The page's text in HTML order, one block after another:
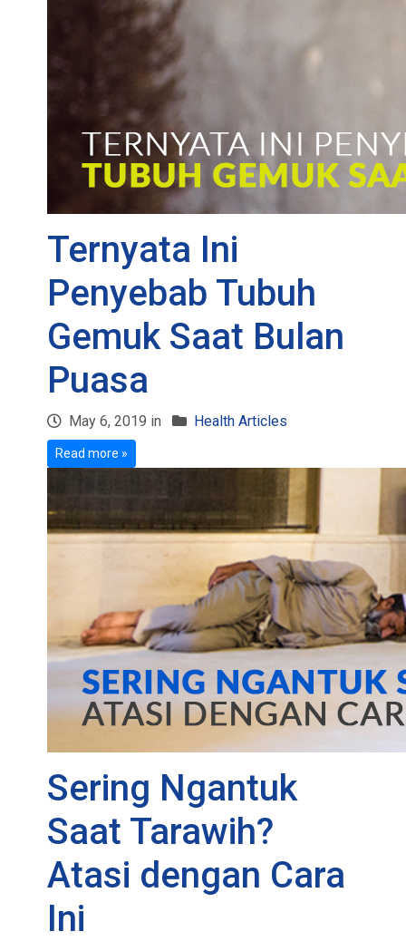
Ternyata Ini
Penyebab Tubuh
Gemuk Saat Bulan
Puasa
May 6, 2019 in Health Articles
Read more »
Sering Ngantuk
Saat Tarawih?
Atasi dengan Cara
Ini